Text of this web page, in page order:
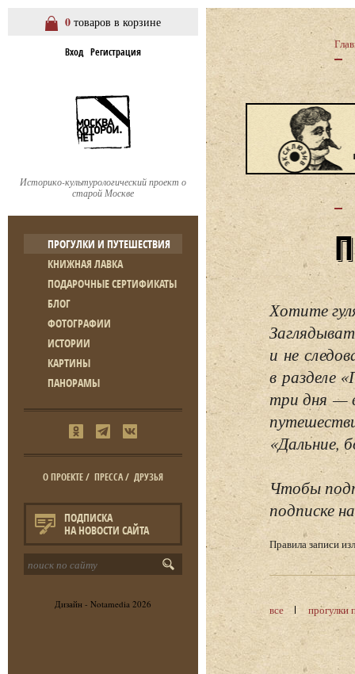
0 товаров в корзине
Вход Регистрация
Историко-культурологический проект о
старой Москве
ПРОГУЛКИ И ПУТЕШЕСТВИЯ
КНИЖНАЯ ЛАВКА
ПОДАРОЧНЫЕ СЕРТИФИКАТЫ
БЛОГ
ФОТОГРАФИИ
ИСТОРИИ
КАРТИНЫ
ПАНОРАМЫ
О ПРОЕКТЕ/ ПРЕССА/ ДРУЗЬЯ
ПОДПИСКА
НА НОВОСТИ САЙТА
Дизайн - Notamedia 2026
Хотите
и не
в разделе
три дня —
«Дальние,
Чтобы
подписке
Правила записи
все прогулки